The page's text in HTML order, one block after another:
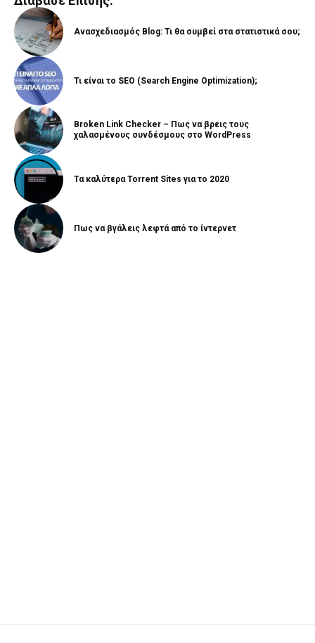
Ανασχεδιασμός Blog: Τι θα συμβεί στα στατιστικά σου;
Τι είναι το SEO (Search Engine Optimization);
Broken Link Checker – Πως να βρεις τους
χαλασμένους συνδέσμους στο WordPress
Τα καλύτερα Torrent Sites για το 2020
Πως να βγάλεις λεφτά από το ίντερνετ